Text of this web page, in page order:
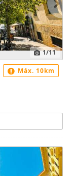
1/11
Máx. 10km